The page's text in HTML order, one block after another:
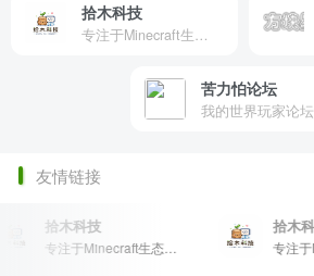
拾木科技
专注于Minecraft生态建设
苦力怕论坛
我的世界玩家论坛
友情链接
拾木科技
专注于Minecraft生态建设
拾木科技